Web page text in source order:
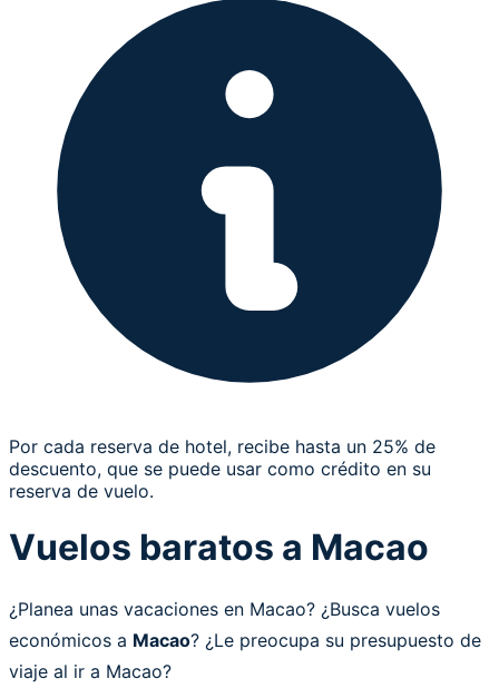
Por cada reserva de hotel, recibe hasta un 25% de
descuento, que se puede usar como crédito en su
reserva de vuelo.
Vuelos baratos a Macao
¿Planea unas vacaciones en Macao? ¿Busca vuelos
económicos a Macao? ¿Le preocupa su presupuesto de
viaje al ir a Macao?